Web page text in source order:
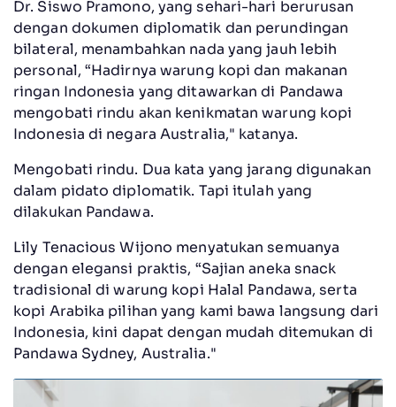
Dr. Siswo Pramono, yang sehari-hari berurusan
dengan dokumen diplomatik dan perundingan
bilateral, menambahkan nada yang jauh lebih
personal, “Hadirnya warung kopi dan makanan
ringan Indonesia yang ditawarkan di Pandawa
mengobati rindu akan kenikmatan warung kopi
Indonesia di negara Australia," katanya.
Mengobati rindu. Dua kata yang jarang digunakan
dalam pidato diplomatik. Tapi itulah yang
dilakukan Pandawa.
Lily Tenacious Wijono menyatukan semuanya
dengan elegansi praktis, “Sajian aneka snack
tradisional di warung kopi Halal Pandawa, serta
kopi Arabika pilihan yang kami bawa langsung dari
Indonesia, kini dapat dengan mudah ditemukan di
Pandawa Sydney, Australia."